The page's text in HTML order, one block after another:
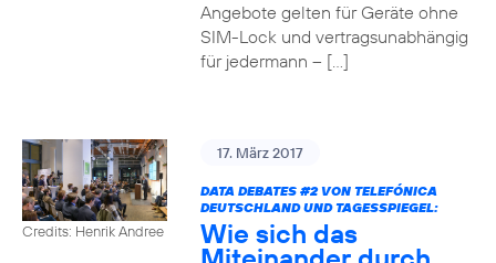
Angebote gelten für Geräte ohne
SIM-Lock und vertragsunabhängig
für jedermann – […]
Credits: Henrik Andree
17. März 2017
DATA DEBATES #2VON TELEFÓNICA
DEUTSCHLAND UND TAGESSPIEGEL:
Wie sich das